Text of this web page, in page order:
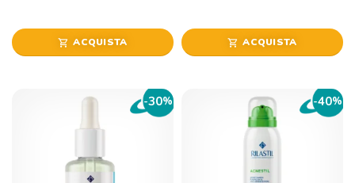
shopping_cart ACQUISTA shopping_cart ACQUISTA
-30% -40%